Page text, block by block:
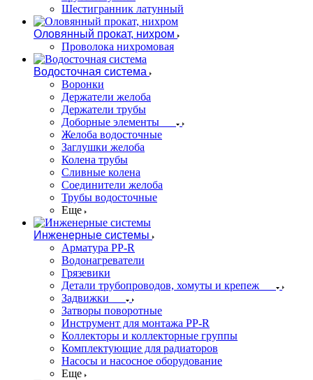
Шестигранник латунный
Оловянный прокат, нихром
Проволока нихромовая
Водосточная система
Воронки
Держатели желоба
Держатели трубы
Доборные элементы
Желоба водосточные
Заглушки желоба
Колена трубы
Сливные колена
Соединители желоба
Трубы водосточные
Еще
Инженерные системы
Арматура PP-R
Водонагреватели
Грязевики
Детали трубопроводов, хомуты и крепеж
Задвижки
Затворы поворотные
Инструмент для монтажа PP-R
Коллекторы и коллекторные группы
Комплектующие для радиаторов
Насосы и насосное оборудование
Еще